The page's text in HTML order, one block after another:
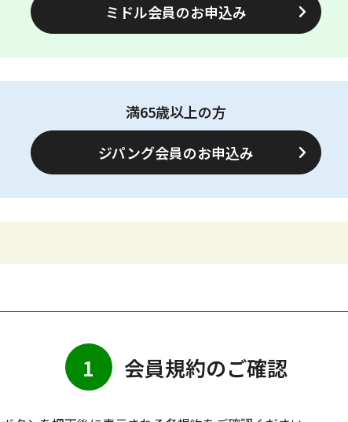
ミドル会員のお申込み
満65歳以上の方
ジパング会員のお申込み
1 会員規約のご確認